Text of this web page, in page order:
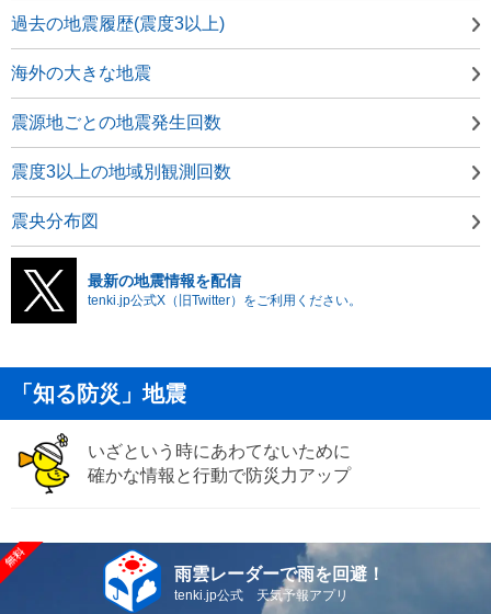
過去の地震履歴(震度3以上)
海外の大きな地震
震源地ごとの地震発生回数
震度3以上の地域別観測回数
震央分布図
最新の地震情報を配信
tenki.jp公式X（旧Twitter）をご利用ください。
「知る防災」地震
いざという時にあわてないために
確かな情報と行動で防災力アップ
雨雲レーダーで雨を回避！
tenki.jp公式 天気予報アプリ